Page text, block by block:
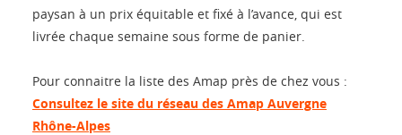
paysan à un prix équitable et fixé à l’avance, qui est
livrée chaque semaine sous forme de panier.
Pour connaitre la liste des Amap près de chez vous :
Consultez le site du réseau des Amap Auvergne
Rhône-Alpes